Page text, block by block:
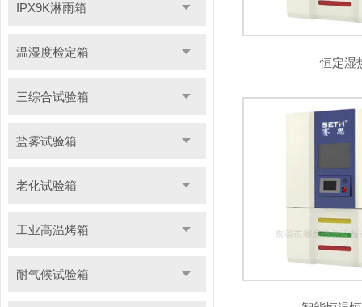
IPX9K淋雨箱
温湿度检定箱
三综合试验箱
盐雾试验箱
老化试验箱
工业高温烤箱
耐气候试验箱
恒定湿